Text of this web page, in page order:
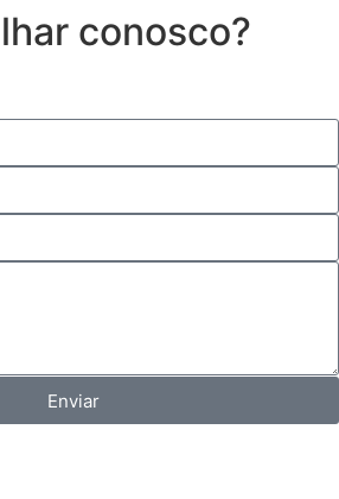
conosco?
Enviar